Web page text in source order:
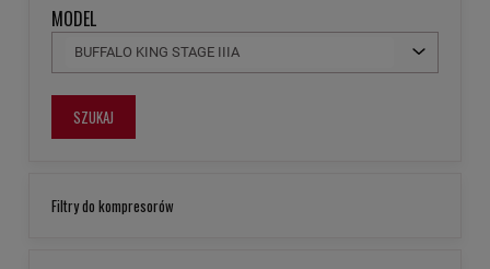
MODEL
BUFFALO KING STAGE IIIA
SZUKAJ
Filtry do kompresorów